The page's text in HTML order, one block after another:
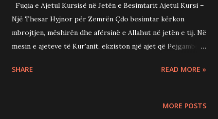
Fuqia e Ajetul Kursisë në Jetën e Besimtarit Ajetul Kursi –
Një Thesar Hyjnor për Zemrën Çdo besimtar kërkon
mbrojtjen, mëshirën dhe afërsinë e Allahut në jetën e tij. Në
mesin e ajeteve të Kur'anit, ekziston një ajet që Pejgamberi
të Allahut. Ky është Ajetul Kursi (Sure El-Bekare, 2:255). Ky
SHARE READ MORE »
MORE POSTS